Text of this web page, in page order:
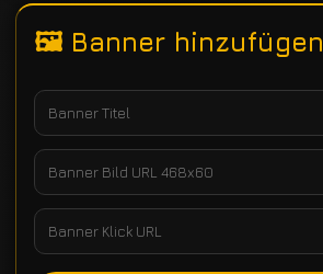
🖼 Banner hinzufügen